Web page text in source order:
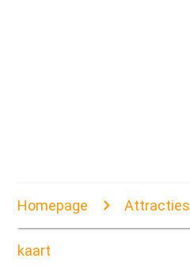
Homepage Attracties
kaart